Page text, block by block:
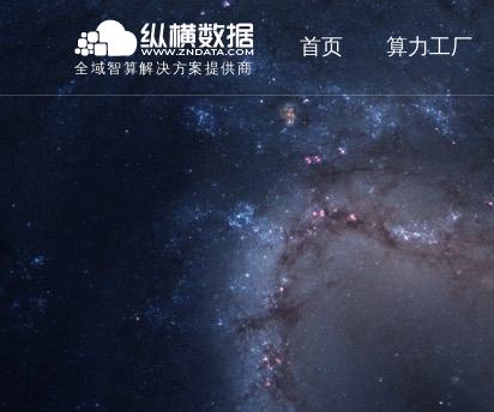
全域智算解决方案提供商
首页 算力工厂